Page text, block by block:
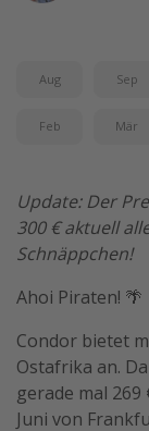
Hotels in
Hotels am
Weitere Themen
Reise Journal
Familienurlaub
Rundreisen in
Bahnreisen in
Reisepassfreie
Travel Know
Aug Sep
Feb Mär
Update: Der
300 € aktuell
Schnäppchen!
Ahoi Piraten! 🌴
Condor bietet
Ostafrika an.
gerade mal
Juni von